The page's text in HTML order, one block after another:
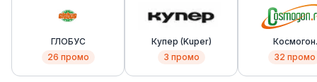
ГЛОБУС
26 промо
Купер (Kuper)
3 промо
Космогон
32 промо